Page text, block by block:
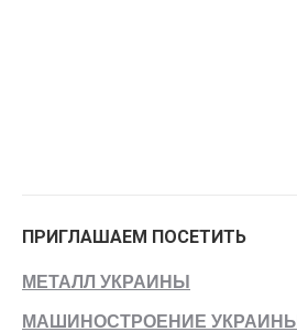
ПРИГЛАШАЕМ ПОСЕТИТЬ
МЕТАЛЛ УКРАИНЫ
МАШИНОСТРОЕНИЕ УКРАИНЫ